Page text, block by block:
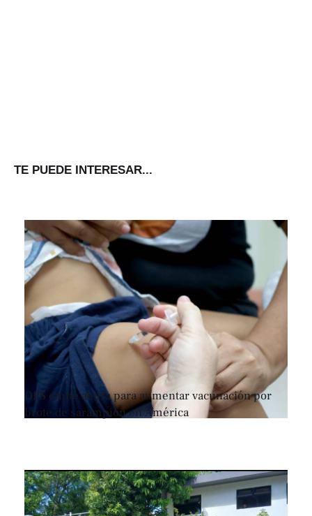
TE PUEDE INTERESAR...
OPS emite alerta para aumentar vacunación por
brote de sarampión en América